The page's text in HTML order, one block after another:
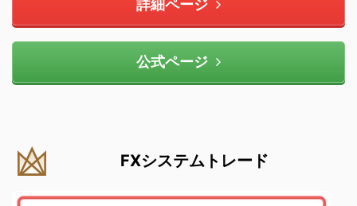
詳細ページ
公式ページ
FXシステムトレード